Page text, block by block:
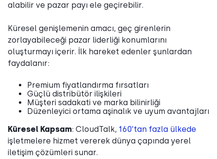
alabilir ve pazar payı ele geçirebilir.
Küresel genişlemenin amacı, geç girenlerin
zorlayabileceği pazar liderliği konumlarını
oluşturmayı içerir. İlk hareket edenler şunlardan
faydalanır:
Premium fiyatlandırma fırsatları
Güçlü distribütör ilişkileri
Müşteri sadakati ve marka bilinirliği
Düzenleyici ortama aşinalık ve uyum avantajları
Küresel Kapsam: CloudTalk, 160’tan fazla ülkede
işletmelere hizmet vererek dünya çapında yerel
iletişim çözümleri sunar.